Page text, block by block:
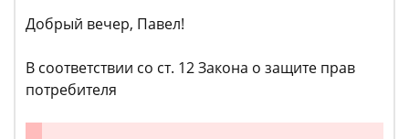
Добрый вечер, Павел!
В соответствии со ст. 12 Закона о защите прав
потребителя